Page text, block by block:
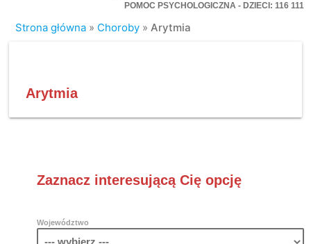
POMOC PSYCHOLOGICZNA - DZIECI: 116 111
Strona główna » Choroby »Arytmia
Arytmia
Zaznacz interesującą Cię opcję
Województwo